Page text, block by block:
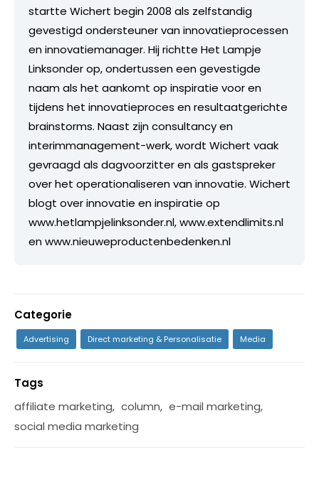
startte Wichert begin 2008 als zelfstandig
gevestigd ondersteuner van innovatieprocessen
en innovatiemanager. Hij richtte Het Lampje
Linksonder op, ondertussen een gevestigde
naam als het aankomt op inspiratie voor en
tijdens het innovatieproces en resultaatgerichte
brainstorms. Naast zijn consultancy en
interimmanagement-werk, wordt Wichert vaak
gevraagd als dagvoorzitter en als gastspreker
over het operationaliseren van innovatie. Wichert
blogt over innovatie en inspiratie op
www.hetlampjelinksonder.nl, www.extendlimits.nl
en www.nieuweproductenbedenken.nl
Categorie
Advertising Direct marketing & Personalisatie Media
Tags
affiliate marketing, column, e-mail marketing,
social media marketing